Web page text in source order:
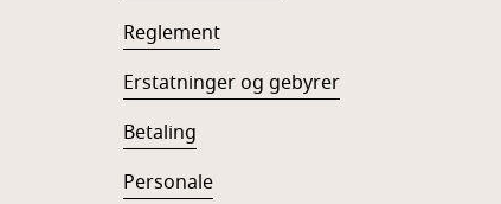
Reglement
Erstatninger og gebyrer
Betaling
Personale